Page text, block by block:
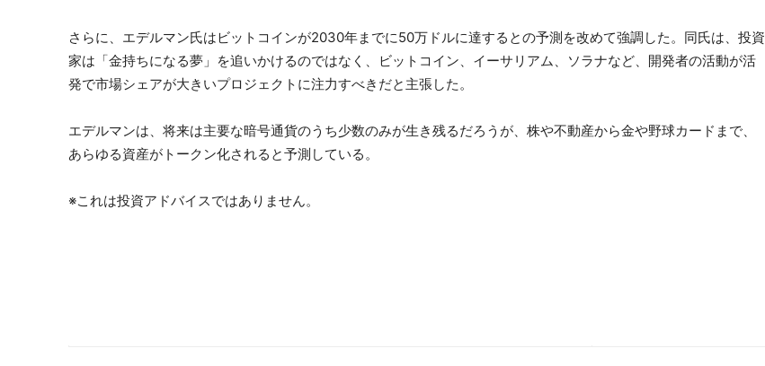
さらに、エデルマン氏はビットコインが2030年までに50万ドルに達するとの予測を改めて強調した。同氏は、投資
家は「金持ちになる夢」を追いかけるのではなく、ビットコイン、イーサリアム、ソラナなど、開発者の活動が活
発で市場シェアが大きいプロジェクトに注力すべきだと主張した。
エデルマンは、将来は主要な暗号通貨のうち少数のみが生き残るだろうが、株や不動産から金や野球カードまで、
あらゆる資産がトークン化されると予測している。
※これは投資アドバイスではありません。